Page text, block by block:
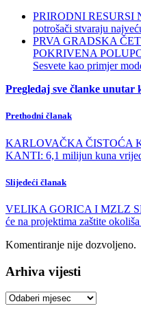
PRIRODNI RESURSI
potrošači stvaraju
PRVA GRADSKA
POKRIVENA
Sesvete kao primjer
Pregledaj sve članke
Prethodni članak
KARLOVAČKA ČISTOĆA
KANTI: 6,1 milijun kuna
Slijedeći članak
VELIKA GORICA I MZLZ
će na projektima zaštite
Komentiranje nije dozvoljeno.
Arhiva vijesti
Arhiva